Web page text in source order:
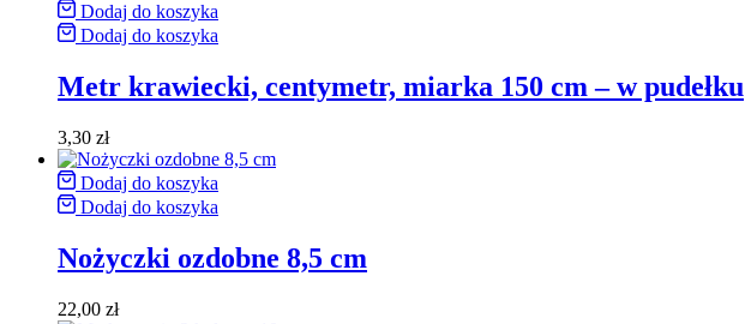
Dodaj do koszyka
Dodaj do koszyka
Metr krawiecki, centymetr, miarka 150 cm – w pudełku
3,30 zł
Dodaj do koszyka
Dodaj do koszyka
Nożyczki ozdobne 8,5 cm
22,00 zł